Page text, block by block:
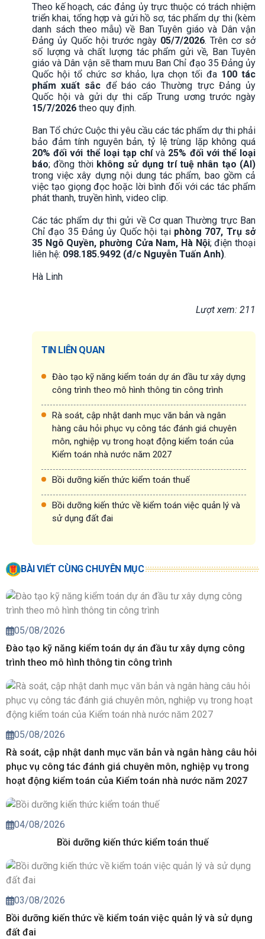
Theo kế hoạch, các đảng ủy trực thuộc có trách nhiệm
triển khai, tổng hợp và gửi hồ sơ, tác phẩm dự thi (kèm
danh sách theo mẫu) về Ban Tuyên giáo và Dân vận
Đảng ủy Quốc hội trước ngày 05/7/2026. Trên cơ sở
số lượng và chất lượng tác phẩm gửi về, Ban Tuyên
giáo và Dân vận sẽ tham mưu Ban Chỉ đạo 35 Đảng ủy
Quốc hội tổ chức sơ khảo, lựa chọn tối đa 100 tác
phẩm xuất sắc để báo cáo Thường trực Đảng ủy
Quốc hội và gửi dự thi cấp Trung ương trước ngày
15/7/2026 theo quy định.
Ban Tổ chức Cuộc thi yêu cầu các tác phẩm dự thi phải
bảo đảm tính nguyên bản, tỷ lệ trùng lặp không quá
20% đối với thể loại tạp chívà 25% đối với thể loại
báo; đồng thời không sử dụng trí tuệ nhân tạo (AI)
trong việc xây dựng nội dung tác phẩm, bao gồm cả
việc tạo giọng đọc hoặc lời bình đối với các tác phẩm
phát thanh, truyền hình, video clip.
Các tác phẩm dự thi gửi về Cơ quan Thường trực Ban
Chỉ đạo 35 Đảng ủy Quốc hội tại phòng 707, Trụ sở
35 Ngô Quyền, phường Cửa Nam, Hà Nội; điện thoại
liên hệ: 098.185.9492 (đ/c Nguyễn Tuấn Anh).
Hà Linh
Lượt xem: 211
TIN LIÊN QUAN
Đào tạo kỹ năng kiểm toán dự án đầu tư xây dựng
công trình theo mô hình thông tin công trình
Rà soát, cập nhật danh mục văn bản và ngân
hàng câu hỏi phục vụ công tác đánh giá chuyên
môn, nghiệp vụ trong hoạt động kiểm toán của
Kiểm toán nhà nước năm 2027
Bồi dưỡng kiến thức kiểm toán thuế
Bồi dưỡng kiến thức về kiểm toán việc quản lý và
sử dụng đất đai
BÀI VIẾT CÙNG CHUYÊN MỤC
05/08/2026
Đào tạo kỹ năng kiểm toán dự án đầu tư xây dựng công
trình theo mô hình thông tin công trình
05/08/2026
Rà soát, cập nhật danh mục văn bản và ngân hàng câu hỏi
phục vụ công tác đánh giá chuyên môn, nghiệp vụ trong
hoạt động kiểm toán của Kiểm toán nhà nước năm 2027
04/08/2026
Bồi dưỡng kiến thức kiểm toán thuế
03/08/2026
Bồi dưỡng kiến thức về kiểm toán việc quản lý và sử dụng
đất đai